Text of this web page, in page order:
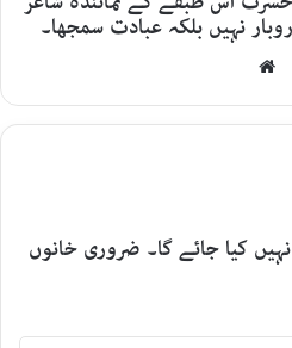
نہیں بلکہ عبادت سمجھا۔
کیا جائے گا۔ ضروری خانوں